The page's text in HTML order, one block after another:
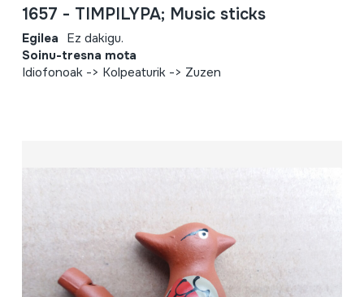
1657 - TIMPILYPA; Music sticks
Egilea Ez dakigu.
Soinu-tresna mota
Idiofonoak -> Kolpeaturik -> Zuzen